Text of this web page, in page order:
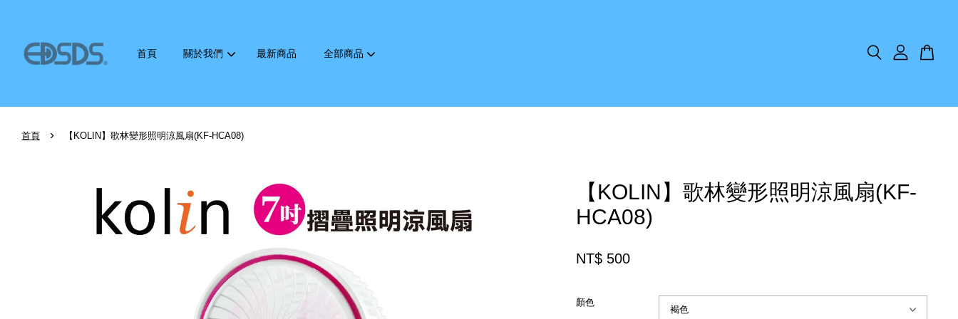
首頁 關於我們 最新商品 全部商品
首頁 › 【KOLIN】歌林變形照明涼風扇(KF-HCA08)
【KOLIN】歌林變形照明涼風扇(KF-
HCA08)
NT$ 500
顏色